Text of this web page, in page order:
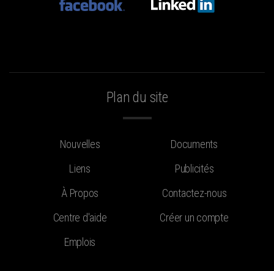
Plan du site
Nouvelles
Documents
Liens
Publicités
À Propos
Contactez-nous
Centre d'aide
Créer un compte
Emplois